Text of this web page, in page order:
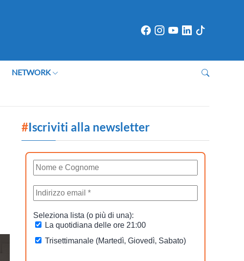
NETWORK
#Iscriviti alla newsletter